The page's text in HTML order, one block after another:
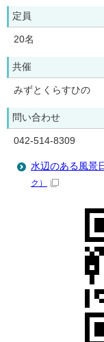
定員
20名
共催
みずとくらすひの
問い合わせ
042-514-8309
水辺のある風景
ク）